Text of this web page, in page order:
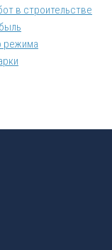
в строительстве
режима